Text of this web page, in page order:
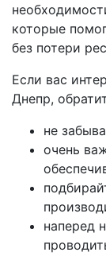
которые
без потери
Если вас
Днепр,
не
очень
наперед